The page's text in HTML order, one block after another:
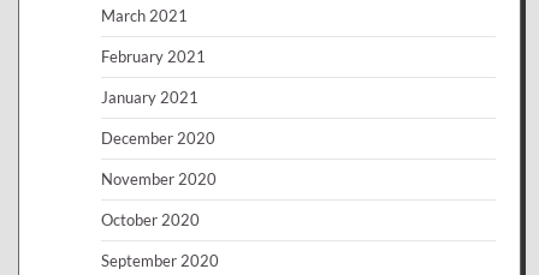
March 2021
February 2021
January 2021
December 2020
November 2020
October 2020
September 2020